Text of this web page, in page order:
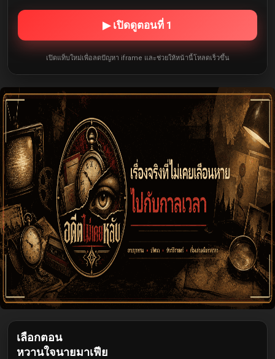
▶ เปิดดูตอนที่ 1
เปิดแท็บใหม่เพื่อลดปัญหา iframe และช่วยให้หน้านี้โหลดเร็วขึ้น
เลือกตอน
หวานใจนายมาเฟีย